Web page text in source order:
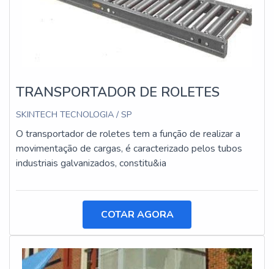
TRANSPORTADOR DE ROLETES
SKINTECH TECNOLOGIA / SP
O transportador de roletes tem a função de realizar a
movimentação de cargas, é caracterizado pelos tubos
industriais galvanizados, constitu&ia
COTAR AGORA